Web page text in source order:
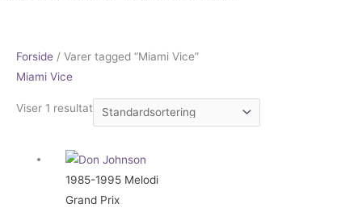
Forside / Varer tagged “Miami Vice”
Miami Vice
Viser 1 resultat
1985-1995 Melodi
Grand Prix